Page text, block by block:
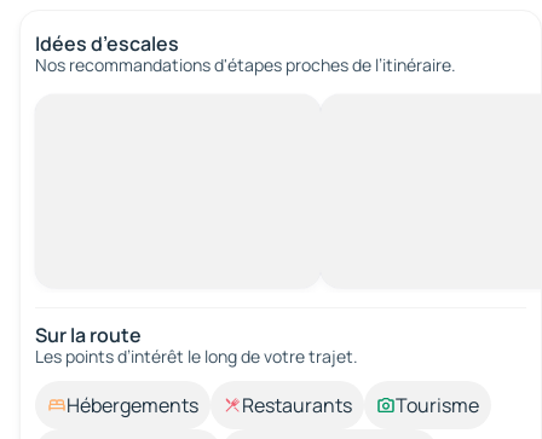
Idées d’escales
Nos recommandations d'étapes proches de l’itinéraire.
Sur la route
Les points d’intérêt le long de votre trajet.
Hébergements Restaurants
Tourisme